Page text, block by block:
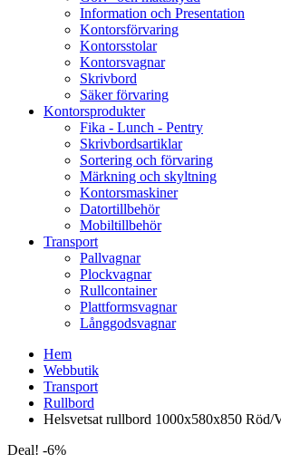
Information och Presentation
Kontorsförvaring
Kontorsstolar
Kontorsvagnar
Skrivbord
Säker förvaring
Kontorsprodukter
Fika - Lunch - Pentry
Skrivbordsartiklar
Sortering och förvaring
Märkning och skyltning
Kontorsmaskiner
Datortillbehör
Mobiltillbehör
Transport
Pallvagnar
Plockvagnar
Rullcontainer
Plattformsvagnar
Långgodsvagnar
Hem
Webbutik
Transport
Rullbord
Helsvetsat rullbord 1000x580x850 Röd/
Deal! -6%